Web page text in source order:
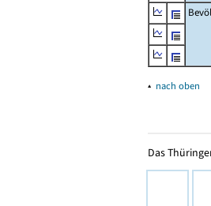
▴ nach oben
Das